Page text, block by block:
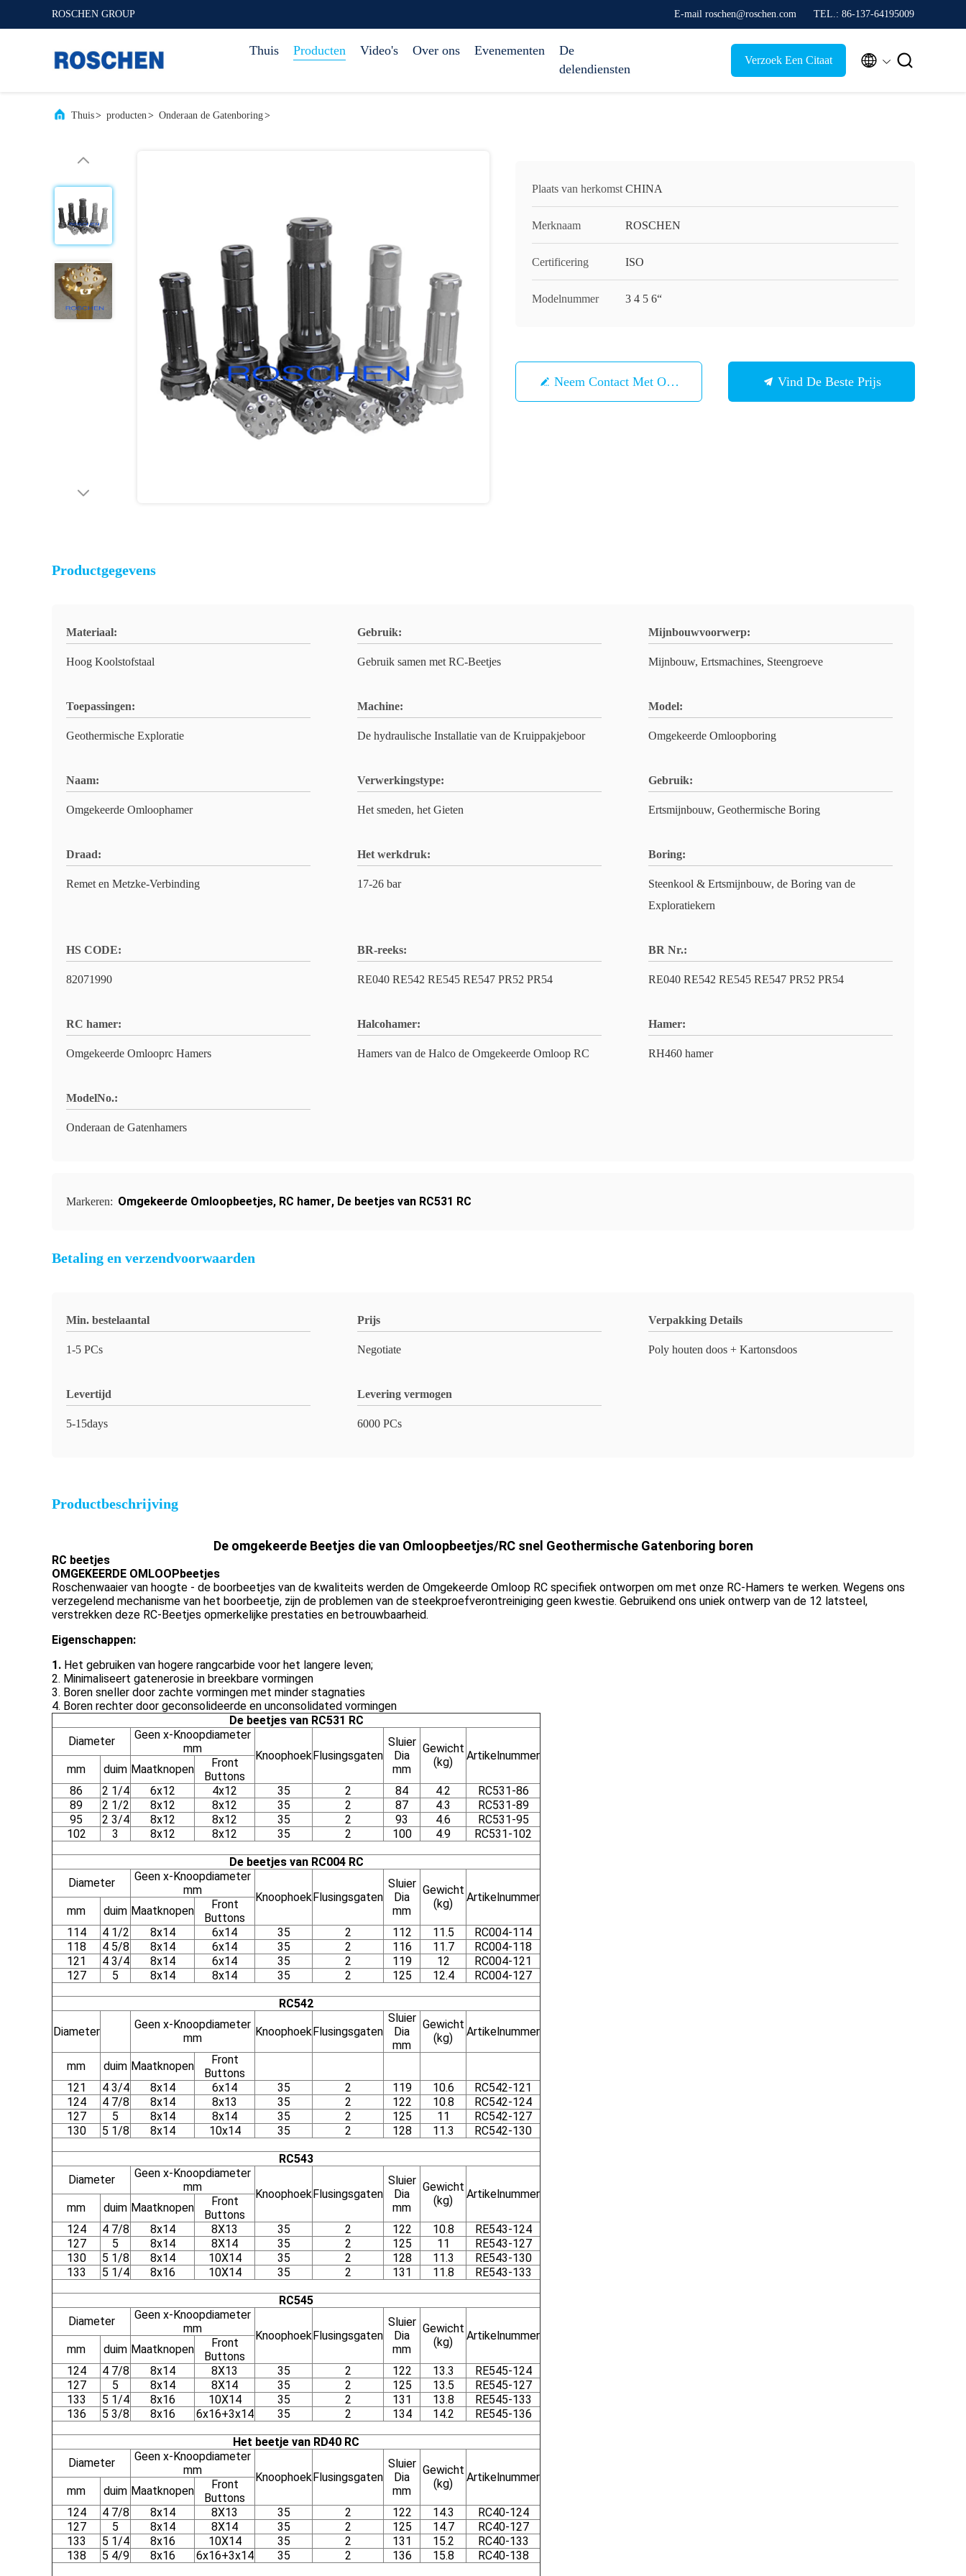
ROSCHEN GROUP E-mail roschen@roschen.com TEL.: 86-137-64195009
Thuis Producten Video's Over ons Evenementen
De
delendiensten
Verzoek Een Citaat  
Thuis> producten> Onderaan de Gatenboring>
Plaats van herkomst CHINA
Merknaam ROSCHEN
Certificering ISO
Modelnummer 3 4 5 6“
Neem Contact Met Ons Op Vind De Beste Prijs
Productgegevens
Materiaal:
Hoog Koolstofstaal
Gebruik:
Gebruik samen met RC-Beetjes
Mijnbouwvoorwerp:
Mijnbouw, Ertsmachines, Steengroeve
Toepassingen:
Geothermische Exploratie
Machine:
De hydraulische Installatie van de Kruippakjeboor
Model:
Omgekeerde Omloopboring
Naam:
Omgekeerde Omloophamer
Verwerkingstype:
Het smeden, het Gieten
Gebruik:
Ertsmijnbouw, Geothermische Boring
Draad:
Remet en Metzke-Verbinding
Het werkdruk:
17-26 bar
Boring:
Steenkool & Ertsmijnbouw, de Boring van de
Exploratiekern
HS CODE:
82071990
BR-reeks:
RE040 RE542 RE545 RE547 PR52 PR54
BR Nr.:
RE040 RE542 RE545 RE547 PR52 PR54
RC hamer:
Omgekeerde Omlooprc Hamers
Halcohamer:
Hamers van de Halco de Omgekeerde Omloop RC
Hamer:
RH460 hamer
ModelNo.:
Onderaan de Gatenhamers
Markeren: Omgekeerde Omloopbeetjes, RC hamer, De beetjes van RC531 RC
Betaling en verzendvoorwaarden
Min. bestelaantal
1-5 PCs
Prijs
Negotiate
Verpakking Details
Poly houten doos + Kartonsdoos
Levertijd
5-15days
Levering vermogen
6000 PCs
Productbeschrijving
De omgekeerde Beetjes die van Omloopbeetjes/RC snel Geothermische Gatenboring boren
RC beetjes
OMGEKEERDE OMLOOPbeetjes
Roschenwaaier van hoogte - de boorbeetjes van de kwaliteits werden de Omgekeerde Omloop RC specifiek ontworpen om met onze RC-Hamers te werken. Wegens ons
verzegelend mechanisme van het boorbeetje, zijn de problemen van de steekproefverontreiniging geen kwestie. Gebruikend ons uniek ontwerp van de 12 latsteel,
verstrekken deze RC-Beetjes opmerkelijke prestaties en betrouwbaarheid.
Eigenschappen:
1. Het gebruiken van hogere rangcarbide voor het langere leven;
2. Minimaliseert gatenerosie in breekbare vormingen
3. Boren sneller door zachte vormingen met minder stagnaties
4. Boren rechter door geconsolideerde en unconsolidated vormingen
De beetjes van RC531 RC
Diameter
Geen x-Knoopdiameter
mm
KnoophoekFlusingsgaten
Sluier
Dia
mm
Gewicht
(kg)
Artikelnummer
mm
duim Maatknopen
Front
Buttons
86
2 1/4 6x12 4x12 35 2 84 4.2
RC531-86
89
2 1/2 8x12 8x12 35 2 87 4.3
RC531-89
95
2 3/4 8x12 8x12 35 2 93 4.6
RC531-95
102
3 8x12 8x12 35 2 100 4.9 RC531-102
De beetjes van RC004 RC
Diameter
Geen x-Knoopdiameter
mm
KnoophoekFlusingsgaten
Sluier
Dia
mm
Gewicht
(kg)
Artikelnummer
mm
duim Maatknopen
Front
Buttons
114
4 1/2 8x14 6x14 35 2 112 11.5
RC004-114
118
4 5/8 8x14 6x14 35 2 116 11.7
RC004-118
121
4 3/4 8x14 6x14 35 2 119 12
RC004-121
127
5 8x14 8x14 35 2 125 12.4 RC004-127
RC542
Diameter
Geen x-Knoopdiameter
mm
KnoophoekFlusingsgaten
Sluier
Dia
mm
Gewicht
(kg)
Artikelnummer
mm duim Maatknopen
Front
Buttons
121
4 3/4 8x14 6x14 35 2 119 10.6
RC542-121
124
4 7/8 8x14 8x13 35 2 122 10.8
RC542-124
127
5 8x14 8x14 35 2 125 11
RC542-127
130
5 1/8 8x14 10x14 35 2 128 11.3 RC542-130
RC543
Diameter
Geen x-Knoopdiameter
mm
KnoophoekFlusingsgaten
Sluier
Dia
mm
Gewicht
(kg)
Artikelnummer
mm
duim Maatknopen
Front
Buttons
124
4 7/8 8x14 8X13 35 2 122 10.8
RE543-124
127
5 8x14 8X14 35 2 125 11
RE543-127
130
5 1/8 8x14 10X14 35 2 128 11.3
RE543-130
133
5 1/4 8x16 10X14 35 2 131 11.8 RE543-133
RC545
Diameter
Geen x-Knoopdiameter
mm
KnoophoekFlusingsgaten
Sluier
Dia
mm
Gewicht
(kg)
Artikelnummer
mm
duim Maatknopen
Front
Buttons
124
4 7/8 8x14 8X13 35 2 122 13.3
RE545-124
127
5 8x14 8X14 35 2 125 13.5
RE545-127
133
5 1/4 8x16 10X14 35 2 131 13.8
RE545-133
136
5 3/8 8x16 6x16+3x14 35 2 134 14.2 RE545-136
Het beetje van RD40 RC
Diameter
Geen x-Knoopdiameter
mm
KnoophoekFlusingsgaten
Sluier
Dia
mm
Gewicht
(kg)
Artikelnummer
mm
duim Maatknopen
Front
Buttons
124
4 7/8 8x14 8X13 35 2 122 14.3
RC40-124
127
5 8x14 8X14 35 2 125 14.7
RC40-127
133
5 1/4 8x16 10X14 35 2 131 15.2
RC40-133
138
5 4/9 8x16 6x16+3x14 35 2 136 15.8 RC40-138